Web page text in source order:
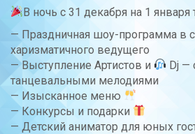
В ночь с 31 декабря на 1 января
— Праздничная шоу-программа в
харизматичного ведущего
— Выступление Артистов и
Dj —
танцевальными мелодиями
— Изысканное меню
— Конкурсы и подарки
— Детский аниматор для юных